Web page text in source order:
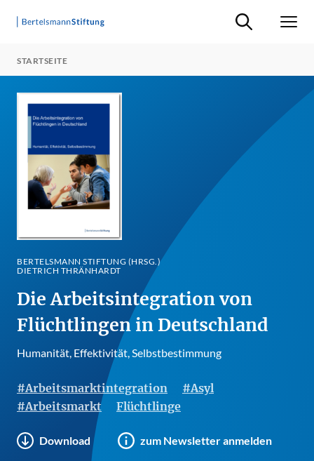
Suche ein-/
STARTSEITE
BERTELSMANN STIFTUNG (HRSG.)
DIETRICH THRÄNHARDT
Die Arbeitsintegration von
Flüchtlingen in Deutschland
Humanität, Effektivität, Selbstbestimmung
#Arbeitsmarktintegration
#Asyl
#Arbeitsmarkt
Flüchtlinge
Download zum Newsletter anmelden